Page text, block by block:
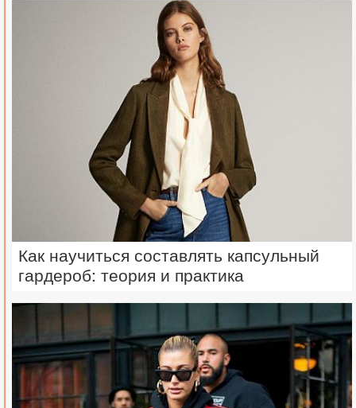
Как научиться составлять капсульный
гардероб: теория и практика